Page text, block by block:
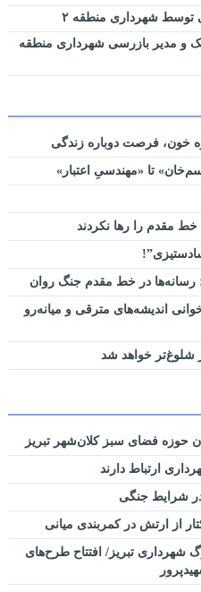
توسط شهرداری منطقه ۲
و مدیر بازرسی شهرداری منطقه
خون، فرصت دوباره زندگی
تا «مهندسیِ اعتبار»
رسانه‌ها در خط مقدم جنگ روان
اندیشه‌های مترقی و میانه‌رو
شلوغ‌تر خواهد شد
حوزه فضای سبز کلان‌شهر تبریز
شهرداری تبریز/ افتتاح طرح‌های